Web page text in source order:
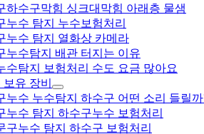
하수구막힘 싱크대막힘 아래층 물샘
누수 탐지 누수보험처리
누수 탐지 열화상 카메라
누수탐지 배관 터지는 이유
수탐지 보험처리 수도 요금 많아요
유 장비
누수 누수탐지 하수구 어떤 소리 들릴까
누수 탐지 하수구누수 보험처리
구누수 탐지 하수구 보험처리